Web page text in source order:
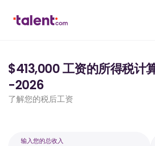
$413,000 工资的所得税计
-2026
了解您的税后工资
输入您的总收入